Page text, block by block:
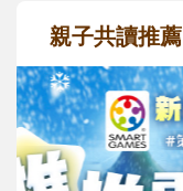
親子共讀推薦